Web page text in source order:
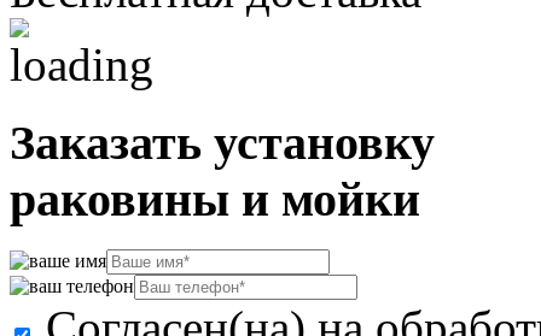
Заказать установку
раковины и мойки